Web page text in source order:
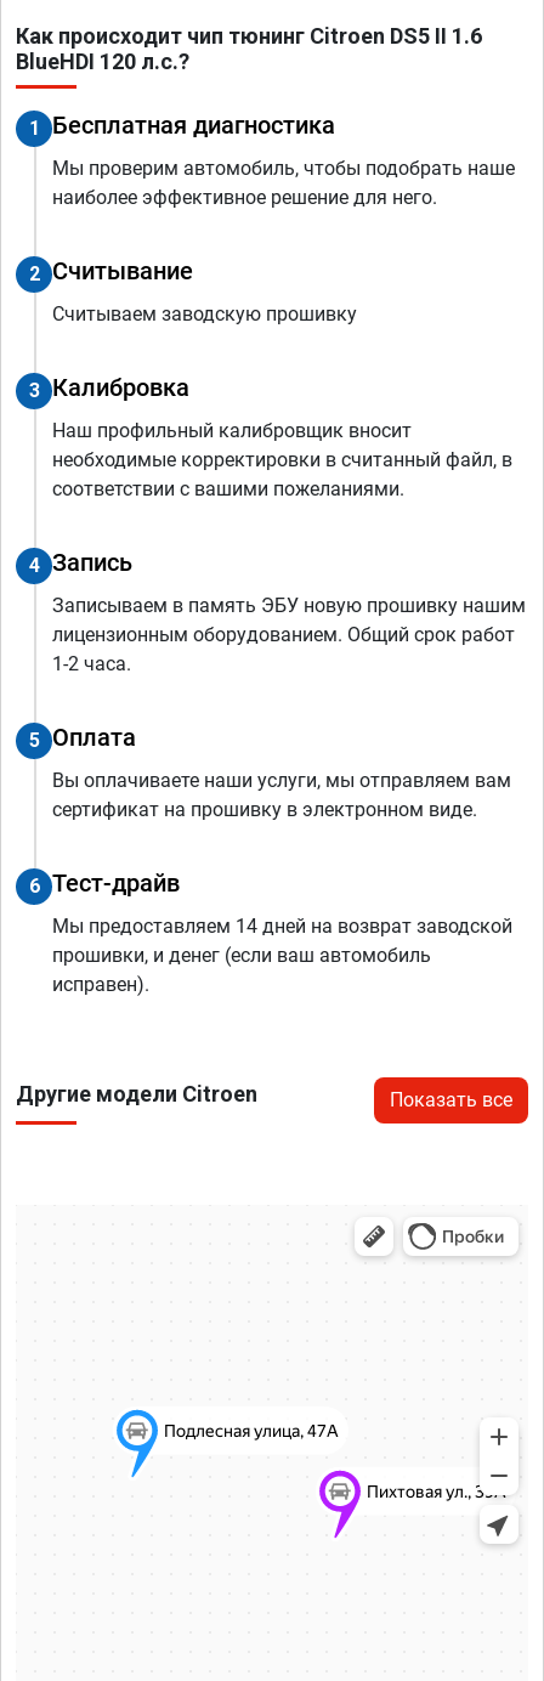
Как происходит чип тюнинг Citroen DS5 II 1.6
BlueHDI 120 л.с.?
1 Бесплатная диагностика
Мы проверим автомобиль, чтобы подобрать наше
наиболее эффективное решение для него.
2 Считывание
Считываем заводскую прошивку
3 Калибровка
Наш профильный калибровщик вносит
необходимые корректировки в считанный файл, в
соответствии с вашими пожеланиями.
4 Запись
Записываем в память ЭБУ новую прошивку нашим
лицензионным оборудованием. Общий срок работ
1-2 часа.
5 Оплата
Вы оплачиваете наши услуги, мы отправляем вам
сертификат на прошивку в электронном виде.
6 Тест-драйв
Мы предоставляем 14 дней на возврат заводской
прошивки, и денег (если ваш автомобиль
исправен).
Другие модели Citroen Показать все